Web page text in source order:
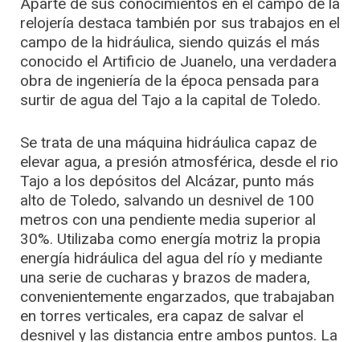
Aparte de sus conocimientos en el campo de la
relojería destaca también por sus trabajos en el
campo de la hidráulica, siendo quizás el más
conocido el Artificio de Juanelo, una verdadera
obra de ingeniería de la época pensada para
surtir de agua del Tajo a la capital de Toledo.
Se trata de una máquina hidráulica capaz de
elevar agua, a presión atmosférica, desde el rio
Tajo a los depósitos del Alcázar, punto más
alto de Toledo, salvando un desnivel de 100
metros con una pendiente media superior al
30%. Utilizaba como energía motriz la propia
energía hidráulica del agua del río y mediante
una serie de cucharas y brazos de madera,
convenientemente engarzados, que trabajaban
en torres verticales, era capaz de salvar el
desnivel y las distancia entre ambos puntos. La